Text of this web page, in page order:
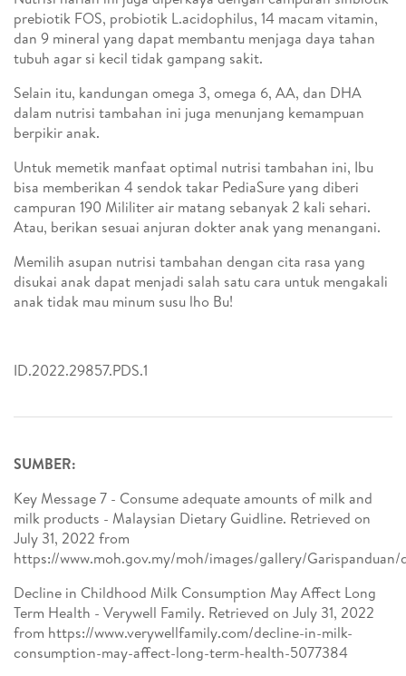
prebiotik FOS, probiotik L.acidophilus, 14 macam vitamin,
dan 9 mineral yang dapat membantu menjaga daya tahan
tubuh agar si kecil tidak gampang sakit.
Selain itu, kandungan omega 3, omega 6, AA, dan DHA
dalam nutrisi tambahan ini juga menunjang kemampuan
berpikir anak.
Untuk memetik manfaat optimal nutrisi tambahan ini, Ibu
bisa memberikan 4 sendok takar PediaSure yang diberi
campuran 190 Mililiter air matang sebanyak 2 kali sehari.
Atau, berikan sesuai anjuran dokter anak yang menangani.
Memilih asupan nutrisi tambahan dengan cita rasa yang
disukai anak dapat menjadi salah satu cara untuk mengakali
anak tidak mau minum susu lho Bu!
ID.2022.29857.PDS.1
SUMBER:
Key Message 7 - Consume adequate amounts of milk and
milk products - Malaysian Dietary Guidline. Retrieved on
July 31, 2022 from
https://www.moh.gov.my/moh/images/gallery/
Decline in Childhood Milk Consumption May Affect Long
Term Health - Verywell Family. Retrieved on July 31, 2022
from https://www.verywellfamily.com/decline-in-milk-
consumption-may-affect-long-term-health-5077384